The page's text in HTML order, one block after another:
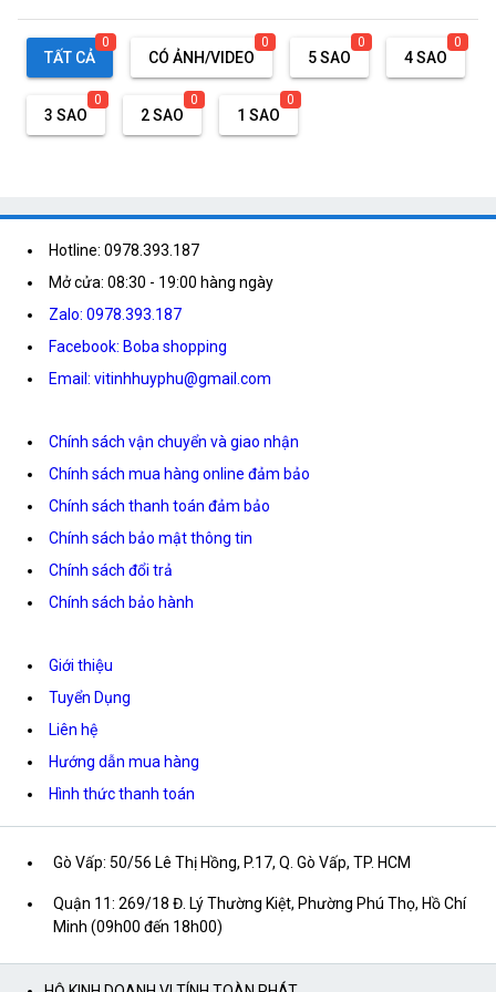
TẤT CẢ
0
CÓ ẢNH/VIDEO
0
5 SAO
0
4 SAO
0
3 SAO
0
2 SAO
0
1 SAO
0
Hotline: 0978.393.187
Mở cửa: 08:30 - 19:00 hàng ngày
Zalo: 0978.393.187
Facebook: Boba shopping
Email: vitinhhuyphu@gmail.com
Chính sách vận chuyển và giao nhận
Chính sách mua hàng online đảm bảo
Chính sách thanh toán đảm bảo
Chính sách bảo mật thông tin
Chính sách đổi trả
Chính sách bảo hành
Giới thiệu
Tuyển Dụng
Liên hệ
Hướng dẫn mua hàng
Hình thức thanh toán
Gò Vấp: 50/56 Lê Thị Hồng, P.17, Q. Gò Vấp, TP. HCM
Quận 11: 269/18 Đ. Lý Thường Kiệt, Phường Phú Thọ, Hồ Chí
Minh (09h00 đến 18h00)